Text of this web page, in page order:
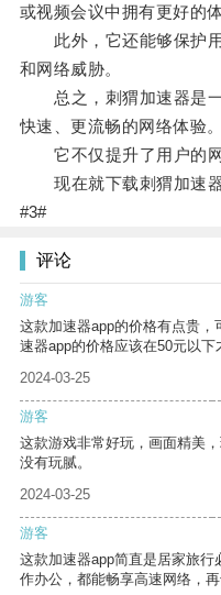
或视频会议中拥有更好的体
此外，它还能够保护用
和网络威胁。
总之，刺猬加速器是一
快速、更流畅的网络体验。
它不仅提升了用户的网
现在就下载刺猬加速器
#3#
评论
游客
这款加速器app的价格有点贵
速器app的价格应该在50元以下
2024-03-25
游客
这款游戏非常好玩，画面精美
没有玩腻。
2024-03-25
游客
这款加速器app简直是居家旅
作办公，都能畅享高速网络，